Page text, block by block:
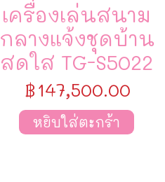
เครื่องเล่นสนาม
กลางแจ้งชุดบ้าน
สดใส TG-S5022
฿147,500.00
หยิบใส่ตะกร้า